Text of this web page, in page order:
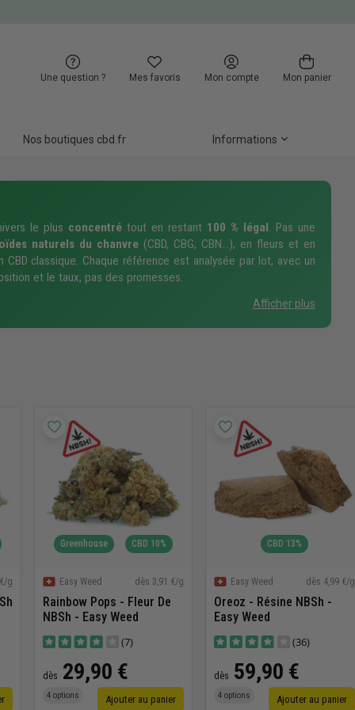
Mon compte
Une question ? Mes favoris Mon panier
Nos boutiques cbd.fr Informations
le plus concentrétout en restant 100 % légal. Pas une
naturels du chanvre(CBD, CBG, CBN…), en fleurs et en
classique. Chaque référence est analysée par lot, avec un
et le taux, pas des promesses.
Afficher plus
g
Greenhouse CBD 10%
Easy Weed dès 3,91 €/g
Rainbow Pops - Fleur De
NBSh - Easy Weed
(7)
dès 29,90 €
4 options Ajouter au panier
CBD 13%
Easy Weed dès 4,99 €/g
Oreoz - Résine NBSh -
Easy Weed
(36)
dès 59,90 €
4 options Ajouter au panier